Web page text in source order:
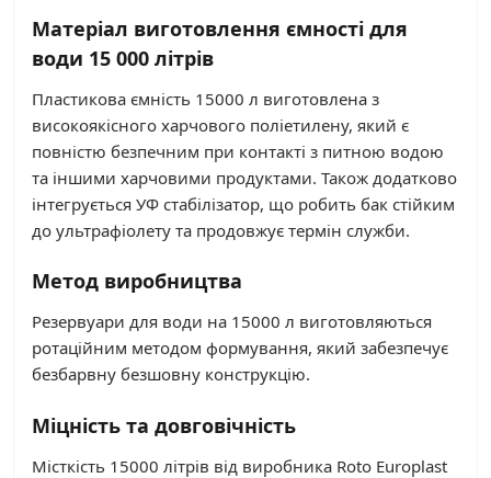
Матеріал виготовлення ємності для
води 15 000 літрів
Пластикова ємність 15000 л виготовлена з
високоякісного харчового поліетилену, який є
повністю безпечним при контакті з питною водою
та іншими харчовими продуктами. Також додатково
інтегрується УФ стабілізатор, що робить бак стійким
до ультрафіолету та продовжує термін служби.
Метод виробництва
Резервуари для води на 15000 л виготовляються
ротаційним методом формування, який забезпечує
безбарвну безшовну конструкцію.
Міцність та довговічність
Місткість 15000 літрів від виробника Roto Europlast